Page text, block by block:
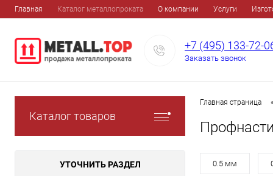
Главная Каталог металлопроката О компании Услуги
+7 (495) 133-72-
Заказать звонок
Каталог товаров
УТОЧНИТЬ РАЗДЕЛ
Главная страница
0.5 мм